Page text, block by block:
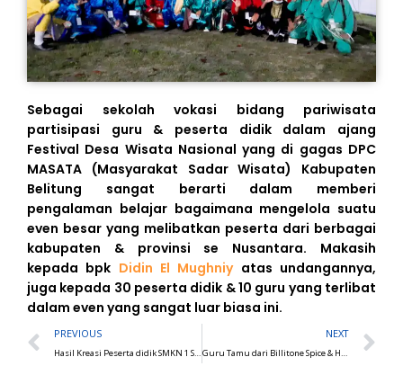
Sebagai sekolah vokasi bidang pariwisata
partisipasi guru & peserta didik dalam ajang
Festival Desa Wisata Nasional yang di gagas DPC
MASATA (Masyarakat Sadar Wisata) Kabupaten
Belitung sangat berarti dalam memberi
pengalaman belajar bagaimana mengelola suatu
even besar yang melibatkan peserta dari berbagai
kabupaten & provinsi se Nusantara. Makasih
kepada bpk Didin El Mughniyatas undangannya,
juga kepada 30 peserta didik & 10 guru yang terlibat
dalam even yang sangat luar biasa ini.
Prev
PREVIOUS NEXT